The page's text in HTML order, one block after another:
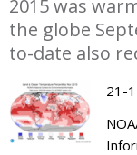
2015 was
the globe
to-date also
21-